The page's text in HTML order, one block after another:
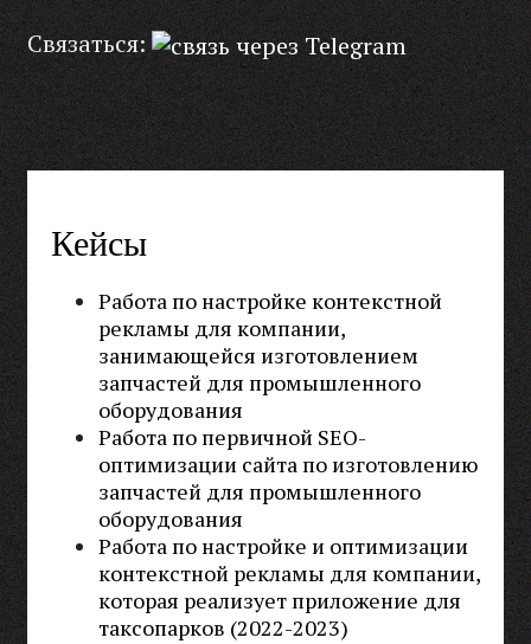
Связаться:
Кейсы
Работа по настройке контекстной
рекламы для компании,
занимающейся изготовлением
запчастей для промышленного
оборудования
Работа по первичной SEO-
оптимизации сайта по изготовлению
запчастей для промышленного
оборудования
Работа по настройке и оптимизации
контекстной рекламы для компании,
которая реализует приложение для
таксопарков (2022-2023)